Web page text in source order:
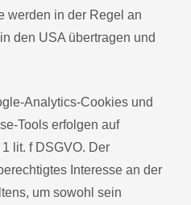
werden in der Regel an
den USA übertragen und
Analytics-Cookies und
Tools erfolgen auf
lit. f DSGVO. Der
Interesse an der
um sowohl sein